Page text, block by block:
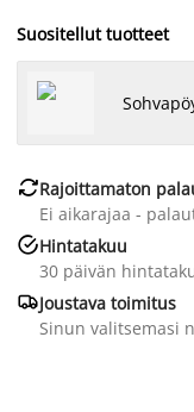
Suositellut tuotteet
Rajoittamaton
Ei aikarajaa -
Hintatakuu
30 päivän
Joustava toimitus
Sinun valitsemasi